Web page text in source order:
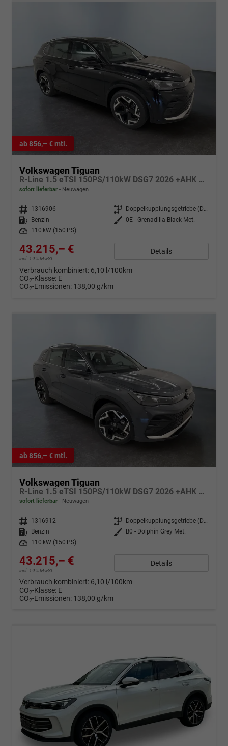
ab 856,– € mtl.
Volkswagen Tiguan
R-Line 1.5 eTSI 150PS/110kW DSG7 2026 +AHK +HuD +15" Infotainment
sofort lieferbar Neuwagen
Fahrzeugnr. 1316906 Getriebe
Doppelkupplungsgetriebe (DSG)
Kraftstoff
Benzin Außenfarbe 0E - Grenadilla Black Met.
Leistung
110 kW (150 PS)
43.215,– €
incl. 19% MwSt.
Details
Verbrauch kombiniert: 6,10 l/100km
CO2-Klasse: E
CO2-Emissionen: 138,00 g/km
ab 856,– € mtl.
Volkswagen Tiguan
R-Line 1.5 eTSI 150PS/110kW DSG7 2026 +AHK +HuD +15" Infotainment
sofort lieferbar Neuwagen
Fahrzeugnr. 1316912 Getriebe
Doppelkupplungsgetriebe (DSG)
Kraftstoff
Benzin Außenfarbe
B0 - Dolphin Grey Met.
Leistung
110 kW (150 PS)
43.215,– €
incl. 19% MwSt.
Details
Verbrauch kombiniert: 6,10 l/100km
CO2-Klasse: E
CO2-Emissionen: 138,00 g/km